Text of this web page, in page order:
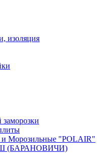
изоляция
Морозильные "POLAIR"
(БАРАНОВИЧИ)